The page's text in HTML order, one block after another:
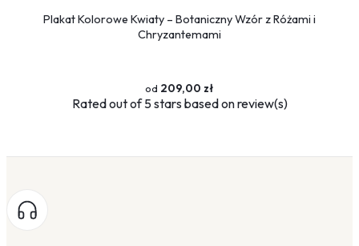
Plakat Kolorowe Kwiaty – Botaniczny Wzór z Różami i
Chryzantemami
209,00 zł
Ratedout of 5 stars based onreview(s)